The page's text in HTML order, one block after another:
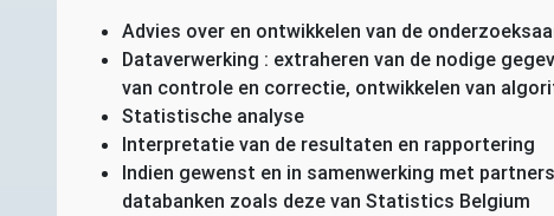
Advies over en ontwikkelen van de
Dataverwerking : extraheren van de nodige
van controle en correctie, ontwikkelen van
Statistische analyse
Interpretatie van de resultaten en rapportering
Indien gewenst en in samenwerking met
databanken zoals deze van Statistics Belgium